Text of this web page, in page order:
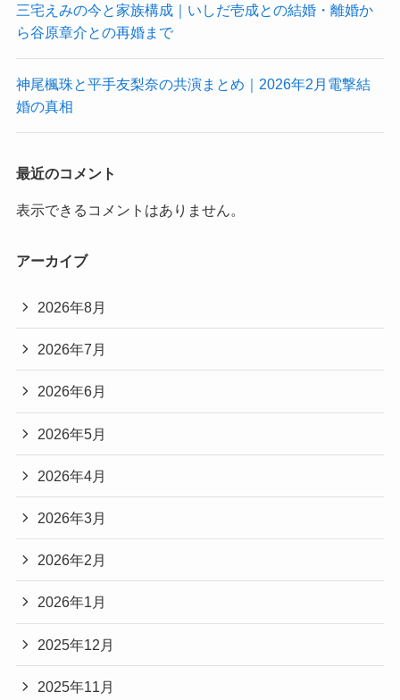
三宅えみの今と家族構成｜いしだ壱成との結婚・離婚か
ら谷原章介との再婚まで
神尾楓珠と平手友梨奈の共演まとめ｜2026年2月電撃結
婚の真相
最近のコメント
表示できるコメントはありません。
アーカイブ
2026年8月
2026年7月
2026年6月
2026年5月
2026年4月
2026年3月
2026年2月
2026年1月
2025年12月
2025年11月